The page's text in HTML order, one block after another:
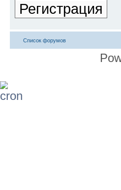
Регистрация
Список форумов